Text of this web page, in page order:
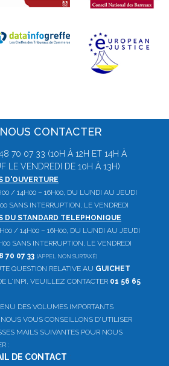
CONTACTER
70 07 33 (10H À 12H ET 14H À
LE VENDREDI DE 10H À 13H)
D'OUVERTURE
/ 14H00 – 16H00, DU LUNDI AU JEUDI
SANS INTERRUPTION, LE VENDREDI
DU STANDARD TELEPHONIQUE
/ 14H00 – 16H00, DU LUNDI AU JEUDI
SANS INTERRUPTION, LE VENDREDI
70 07 33 (APPEL NON SURTAXÉ)
QUESTION RELATIVE AU GUICHET
L'INPI, VEUILLEZ CONTACTER 01 56 65
DES VOLUMES IMPORTANTS
NOUS VOUS CONSEILLONS D'UTILISER
MAILS SUIVANTES POUR NOUS
:
DE CONTACT